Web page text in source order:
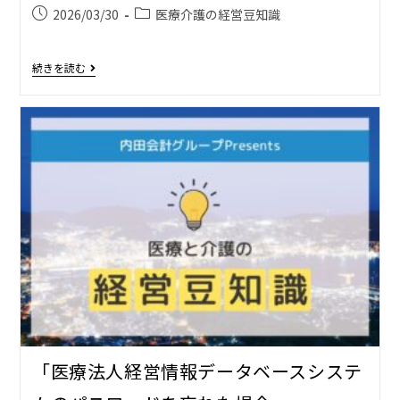
2026/03/30 医療介護の経営豆知識
続きを読む
「医療法人経営情報データベースシステ